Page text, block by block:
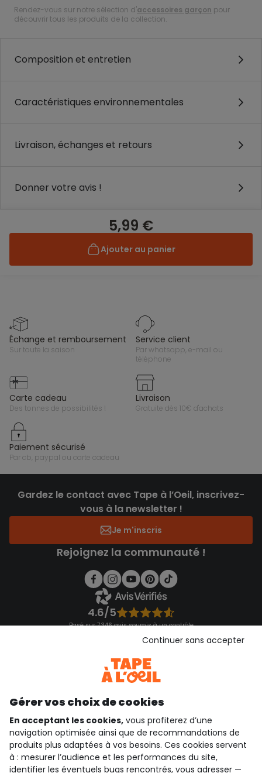
Rendez-vous sur notre sélection d'accessoires garçon pour
découvrir tous les produits de la collection.
Composition et entretien
Caractéristiques environnementales
Livraison, échanges et retours
Donner votre avis !
5,99 €
Ajouter au panier
échange et remboursement
sur toute la saison
service client
par whatsapp, e-mail ou
téléphone
carte cadeau
des tonnes de possibilités !
livraison
gratuite dès 10€ d'achats
paiement sécurisé
par cb, paypal ou carte cadeau
Gardez le contact avec Tape à l’Oeil, inscrivez-
vous à la newsletter !
Je m'inscris
Rejoignez la communauté !
4.6/5
Basé sur 7 346 avis soumis à un contrôle
Consulter les CGU
qui sommes-nous ?
besoin d'aide ?
Gérer vos choix de cookies
En acceptant les cookies, vous profiterez d’une
navigation optimisée ainsi que de recommandations de
produits plus adaptées à vos besoins. Ces cookies servent
à : mesurer l’audience et les performances du site,
identifier les éventuels bugs rencontrés, vous adresser —
Continuer sans accepter